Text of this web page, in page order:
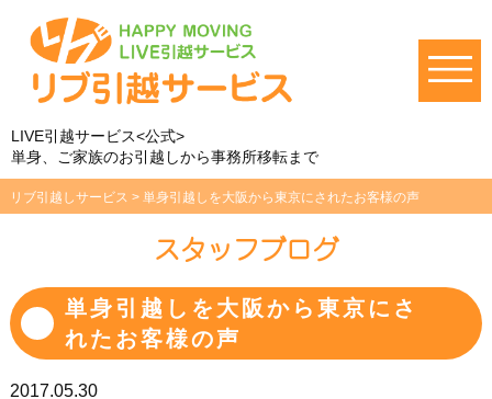
LIVE引越サービス<公式>
単身、ご家族のお引越しから事務所移転まで
リブ引越しサービス > 単身引越しを大阪から東京にされたお客様の声
スタッフブログ
単身引越しを大阪から東京にさ
れたお客様の声
2017.05.30